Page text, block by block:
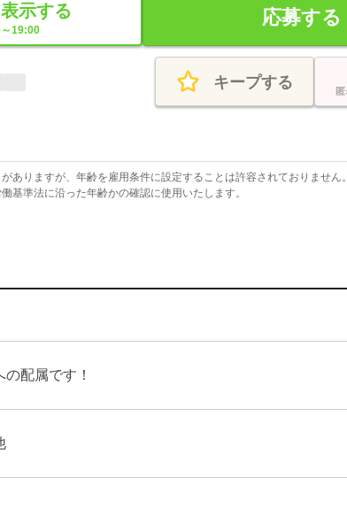
示する
19:00
応募する
キープする
ありますが、年齢を雇用条件に設定することは許容されておりません
基準法に沿った年齢かの確認に使用いたします。
配属です！